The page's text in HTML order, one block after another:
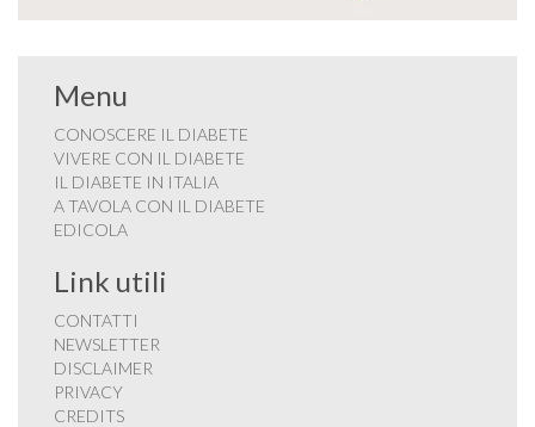
Menu
CONOSCERE IL DIABETE
VIVERE CON IL DIABETE
IL DIABETE IN ITALIA
A TAVOLA CON IL DIABETE
EDICOLA
Link utili
CONTATTI
NEWSLETTER
DISCLAIMER
PRIVACY
CREDITS